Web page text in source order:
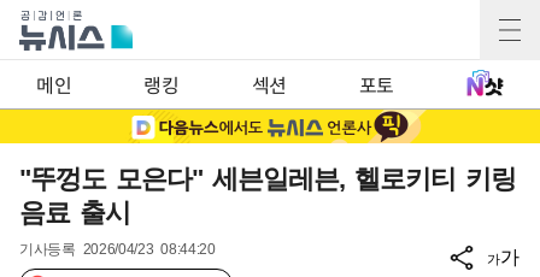
메인 랭킹 섹션 포토
"뚜껑도 모은다" 세븐일레븐, 헬로키티 키링
음료 출시
기사등록 2026/04/23 08:44:20
가가